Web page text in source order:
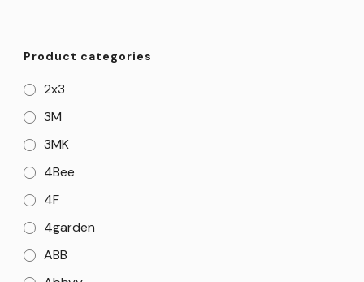
Product categories
2x3
3M
3MK
4Bee
4F
4garden
ABB